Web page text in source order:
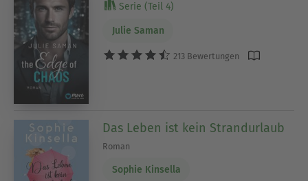
Serie (Teil 4)
Julie Saman
213 Bewertungen
Das Leben ist kein Strandurlaub
Roman
Sophie Kinsella